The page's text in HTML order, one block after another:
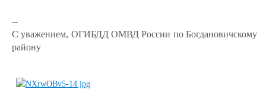
--
С уважением, ОГИБДД ОМВД России по Богдановичскому
району